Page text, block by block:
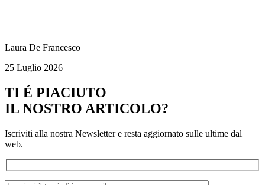
Laura De Francesco
25 Luglio 2026
TI É PIACIUTO
IL NOSTRO ARTICOLO?
Iscriviti alla nostra Newsletter e resta aggiornato sulle ultime dal
web.